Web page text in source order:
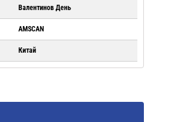
Валентинов День
AMSCAN
Китай